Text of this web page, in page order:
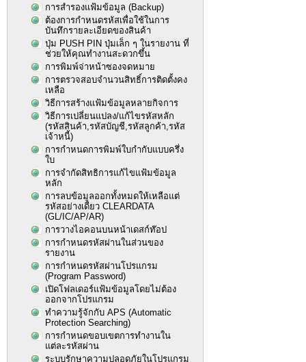
การสำรองแฟ้มข้อมูล (Backup)
ต้องการกำหนดรหัสเพื่อใช้ในการ
บันทึกรายละเอียดของสินค้า
ปุ่ม PUSH PIN ปุ่มเล็ก ๆ ในรายงาน ที่
ช่วยให้คุณทำงานสะดวกขึ้น
การพิมพ์จ่าหน้าซองจดหมาย
การตรวจสอบจำนวนสิทธิ์การติดตั้งคง
เหลือ
วิธีการสร้างแฟ้มข้อมูลหลายกิจการ
วิธีการเปลี่ยนแปลง/แก้ไขรหัสหลัก
(รหัสสินค้า,รหัสบัญชี,รหัสลูกค้า,รหัส
เจ้าหนี้)
การกำหนดการพิมพ์ใบกำกับแบบครึ่ง
ใบ
การจำกัดสิทธิการแก้ไขแฟ้มข้อมูล
หลัก
การลบข้อมูลออกทั้งหมดให้เหลือแต่
รหัสอย่างเดียว CLEARDATA
(GL/IC/AP/AR)
การวางไอคอนบนหน้าเดสก์ท๊อป
การกำหนดรหัสผ่านในส่วนของ
รายงาน
การกำหนดรหัสผ่านโปรแกรม
(Program Password)
เปิดโฟลเดอร์แฟ้มข้อมูลโดยไม่ต้อง
ออกจากโปรแกรม
ทำความรู้จักกับ APS (Automatic
Protection Searching)
การกำหนดขอบเขตการทำงานใน
แต่ละรหัสผ่าน
ระบบรักษาความปลอดภัยในโปรแกรม